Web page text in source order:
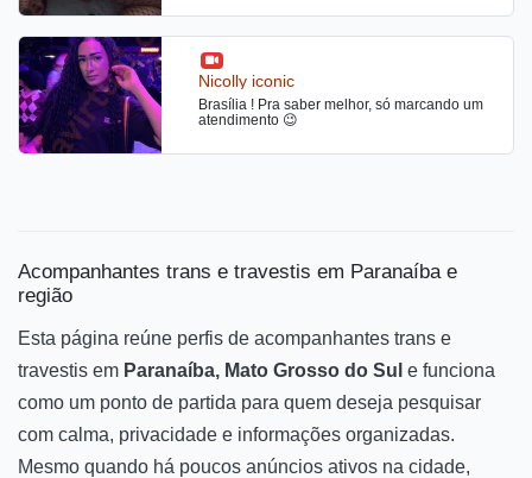
Nicolly iconic
Brasília ! Pra saber melhor, só marcando um
atendimento 😉
Acompanhantes trans e travestis em Paranaíba e
região
Esta página reúne perfis de acompanhantes trans e
travestis em Paranaíba, Mato Grosso do Sul e funciona
como um ponto de partida para quem deseja pesquisar
com calma, privacidade e informações organizadas.
Mesmo quando há poucos anúncios ativos na cidade,